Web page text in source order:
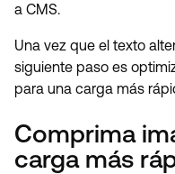
a CMS.
Una vez que el texto
siguiente paso es
para una carga más
Comprima
carga más